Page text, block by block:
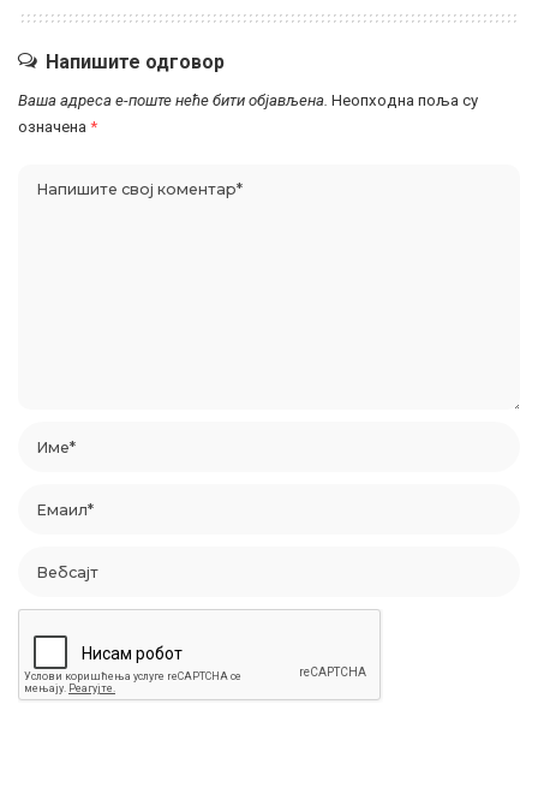
Напишите одговор
Ваша адреса е-поште неће бити објављена. Неопходна поља су
означена *